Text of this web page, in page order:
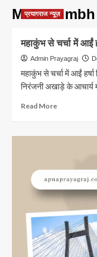
Mahakumbh
प्रयागराज न्यूज़
महाकुंभ से चर्चा में आईं
Admin Prayagraj
महाकुंभ से चर्चा में आईं
निरंजनी अखाड़े के आचार्य
Read MoreRead
महाकुंभ
में
आईं
हर्षा
प्रयागराज
से
करेंगी
नई